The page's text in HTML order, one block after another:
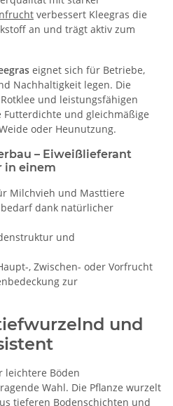
verbessert Kleegras die
an und trägt aktiv zum
eignet sich für Betriebe,
Nachhaltigkeit legen. Die
und leistungsfähigen
und gleichmäßige
oder Heunutzung.
– Eiweißlieferant
in einem
Milchvieh und Masttiere
dank natürlicher
und
, Zwischen- oder Vorfrucht
zur
und
leichtere Böden
Wahl. Die Pflanze wurzelt
tieferen Bodenschichten und